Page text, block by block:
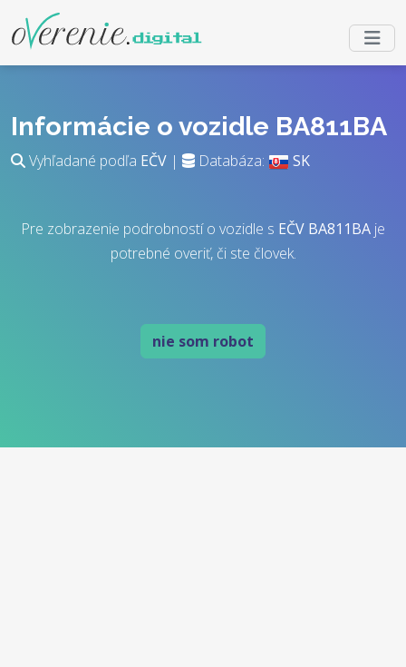
Informácie o vozidle BA811BA
Vyhľadané podľa EČV | Databáza: SK
Pre zobrazenie podrobností o vozidle s EČV BA811BA je
potrebné overiť, či ste človek.
nie som robot